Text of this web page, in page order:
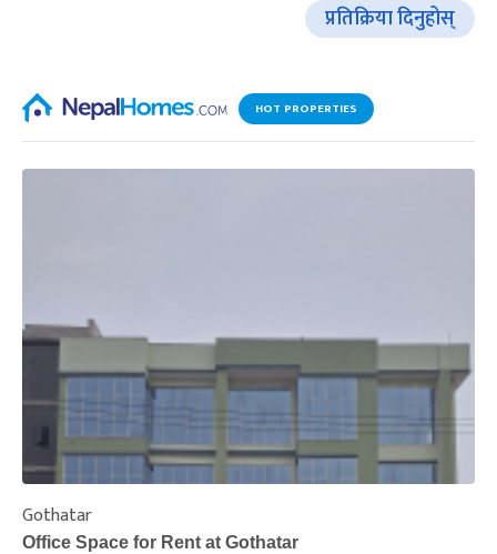
प्रतिक्रिया दिनुहोस्
HOT PROPERTIES
Gothatar
Office Space for Rent at Gothatar